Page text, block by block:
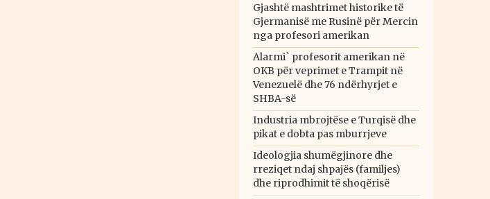
Gjashtë mashtrimet historike të
Gjermanisë me Rusinë për Mercin
nga profesori amerikan
Alarmi` profesorit amerikan në
OKB për veprimet e Trampit në
Venezuelë dhe 76 ndërhyrjet e
SHBA-së
Industria mbrojtëse e Turqisë dhe
pikat e dobta pas mburrjeve
Ideologjia shumëgjinore dhe
rreziqet ndaj shpajës (familjes)
dhe riprodhimit të shoqërisë